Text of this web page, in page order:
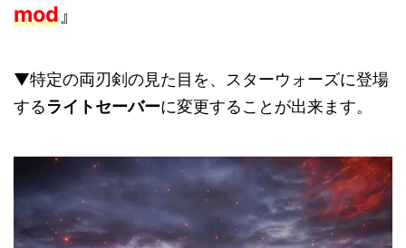
mod』
▼特定の両刃剣の見た目を、スターウォーズに登場
するライトセーバーに変更することが出来ます。